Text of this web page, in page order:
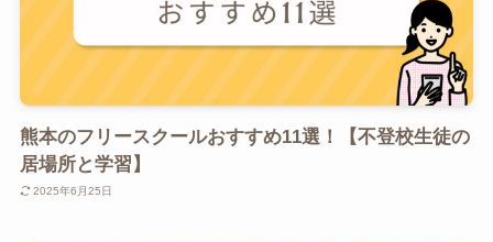
熊本のフリースクールおすすめ11選！【不登校生徒の
居場所と学習】
2025年6月25日